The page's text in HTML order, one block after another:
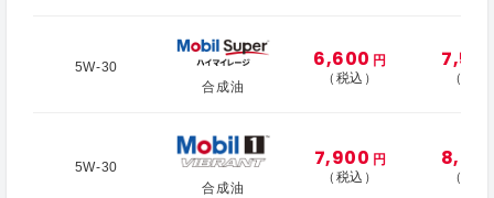
5W-30
合成油
6,600 円
（税込）
（税
5W-30
合成油
7,900 円
（税込）
（税